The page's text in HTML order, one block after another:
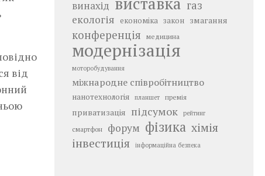
від
винахід газ
екологія економіка закон змагання
конференція медицина
модернізація
моторобудування
міжнародне співробітництво
нанотехнологія планшет премія
приватизація підсумок рейтинг
смартфон форум фізика хімія
інвестиція інформаційна безпека